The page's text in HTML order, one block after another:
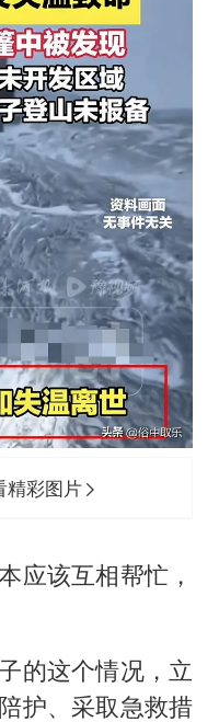
精彩图片
应该互相帮忙，
的这个情况，立
护、采取急救措